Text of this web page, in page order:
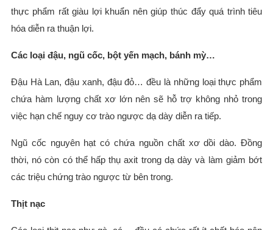
thực phẩm rất giàu lợi khuẩn nên giúp thúc đẩy quá trình tiêu
hóa diễn ra thuận lợi.
Các loại đậu, ngũ cốc, bột yến mạch, bánh mỳ…
Đậu Hà Lan, đậu xanh, đậu đỏ… đều là những loại thực phẩm
chứa hàm lượng chất xơ lớn nên sẽ hỗ trợ không nhỏ trong
việc hạn chế nguy cơ trào ngược dạ dày diễn ra tiếp.
Ngũ cốc nguyên hạt có chứa nguồn chất xơ dồi dào. Đồng
thời, nó còn có thể hấp thụ axit trong dạ dày và làm giảm bớt
các triệu chứng trào ngược từ bên trong.
Thịt nạc